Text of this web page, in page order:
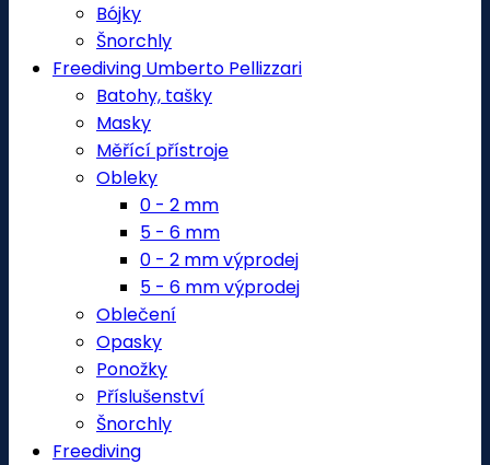
Bójky
Šnorchly
Freediving Umberto Pellizzari
Batohy, tašky
Masky
Měřící přístroje
Obleky
0 - 2 mm
5 - 6 mm
0 - 2 mm výprodej
5 - 6 mm výprodej
Oblečení
Opasky
Ponožky
Příslušenství
Šnorchly
Freediving